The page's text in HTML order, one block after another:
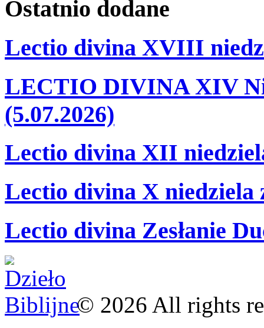
Ostatnio dodane
Lectio divina XVIII
LECTIO DIVINA XIV
(5.07.2026)
Lectio divina XII
Lectio divina X niedziela
Lectio divina Zesłanie
© 2026 All rights